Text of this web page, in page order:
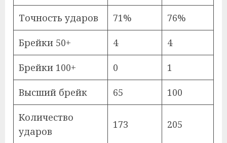
Точность ударов 71% 76%
Брейки 50+ 4 4
Брейки 100+ 0 1
Высший брейк 65 100
Количество
ударов
173 205